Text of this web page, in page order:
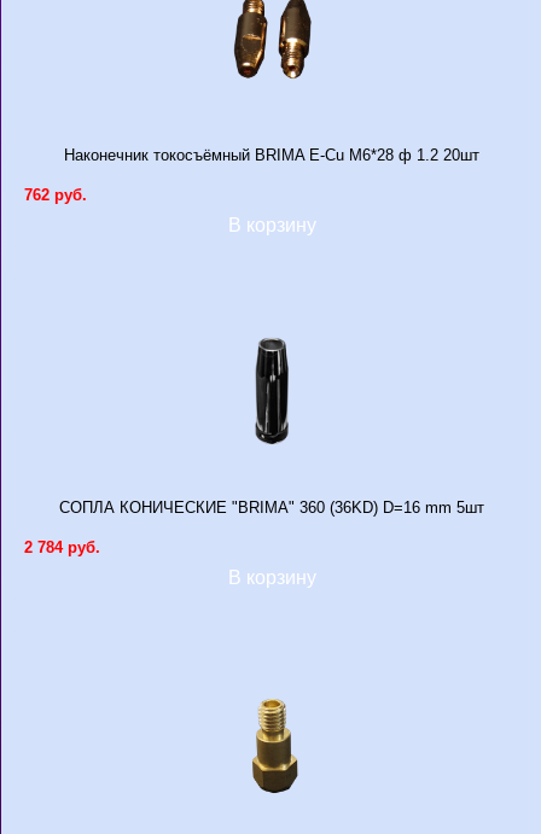
Наконечник токосъёмный BRIMA E-Cu М6*28 ф 1.2 20шт
762 руб.
В корзину
СОПЛА КОНИЧЕСКИЕ "BRIMA" 360 (36KD) D=16 mm 5шт
2 784 руб.
В корзину